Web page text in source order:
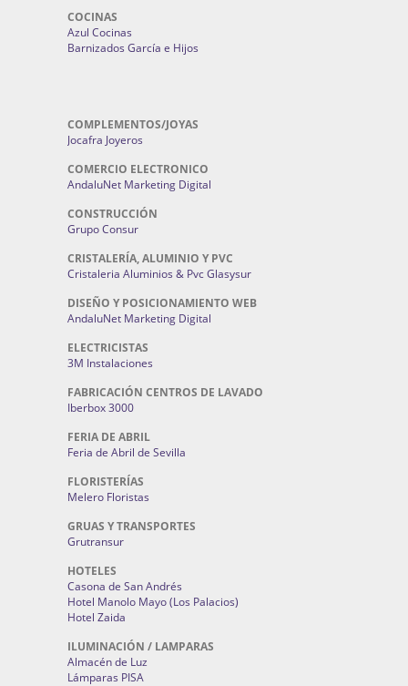
COCINAS
Azul Cocinas
Barnizados García e Hijos
COMPLEMENTOS/JOYAS
Jocafra Joyeros
COMERCIO ELECTRONICO
AndaluNet Marketing Digital
CONSTRUCCIÓN
Grupo Consur
CRISTALERÍA, ALUMINIO Y PVC
Cristaleria Aluminios & Pvc Glasysur
DISEÑO Y POSICIONAMIENTO WEB
AndaluNet Marketing Digital
ELECTRICISTAS
3M Instalaciones
FABRICACIÓN CENTROS DE LAVADO
Iberbox 3000
FERIA DE ABRIL
Feria de Abril de Sevilla
FLORISTERÍAS
Melero Floristas
GRUAS Y TRANSPORTES
Grutransur
HOTELES
Casona de San Andrés
Hotel Manolo Mayo (Los Palacios)
Hotel Zaida
ILUMINACIÓN / LAMPARAS
Almacén de Luz
Lámparas PISA